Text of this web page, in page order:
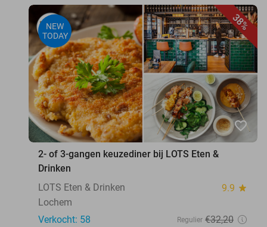
38%
NEW
TODAY
favorite_border
2- of 3-gangen keuzediner bij LOTS Eten &
Drinken
LOTS Eten & Drinken
9.9 star
Lochem
Verkocht: 58
Regulier €32,20